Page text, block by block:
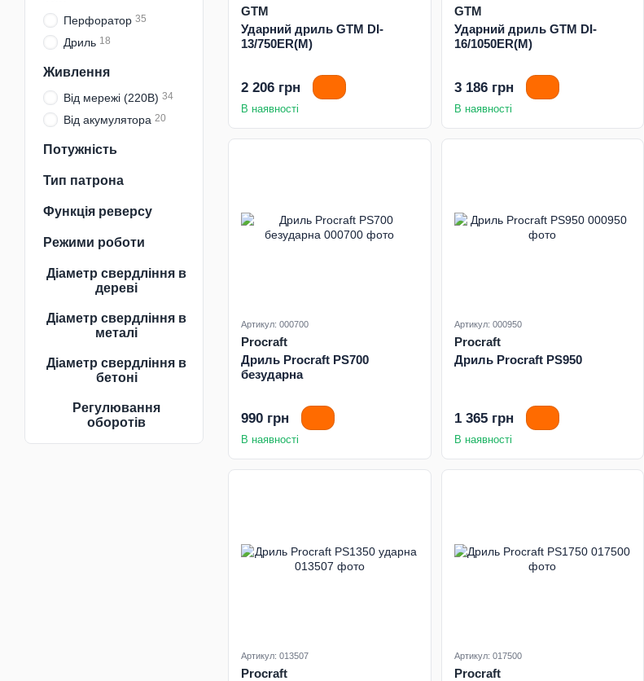
GTM
Ударний дриль GTM DI-
13/750ER(M)
2 206 грн
В наявності
GTM
Ударний дриль GTM DI-
16/1050ER(M)
3 186 грн
В наявності
Артикул: 000700
Procraft
Дриль Procraft PS700
безударна
990 грн
В наявності
Артикул: 000950
Procraft
Дриль Procraft PS950
1 365 грн
В наявності
Артикул: 013507
Procraft
Артикул: 017500
Procraft
Перфоратор 35
Дриль 18
Живлення
Від мережі (220В) 34
Від акумулятора 20
Потужність
Тип патрона
Функція реверсу
Режими роботи
Діаметр свердління в
дереві
Діаметр свердління в
металі
Діаметр свердління в
бетоні
Регулювання
оборотів